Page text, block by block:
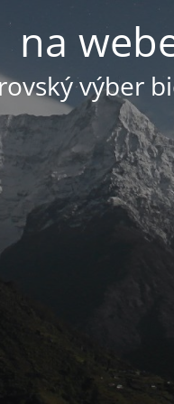
na
výber